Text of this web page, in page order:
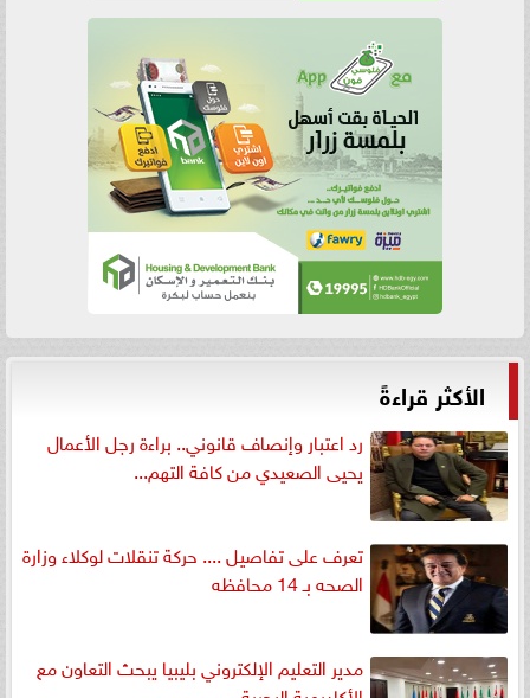
الأكثر قراءةً
رد اعتبار وإنصاف قانوني.. براءة رجل الأعمال
يحيى الصعيدي من كافة التهم...
تعرف على تفاصيل .... حركة تنقلات لوكلاء وزارة
الصحه بـ 14 محافظه
مدير التعليم الإلكتروني بليبيا يبحث التعاون مع